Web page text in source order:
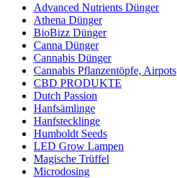
Advanced Nutrients Dünger
Athena Dünger
BioBizz Dünger
Canna Dünger
Cannabis Dünger
Cannabis Pflanzentöpfe, Airpots
CBD PRODUKTE
Dutch Passion
Hanfsämlinge
Hanfstecklinge
Humboldt Seeds
LED Grow Lampen
Magische Trüffel
Microdosing